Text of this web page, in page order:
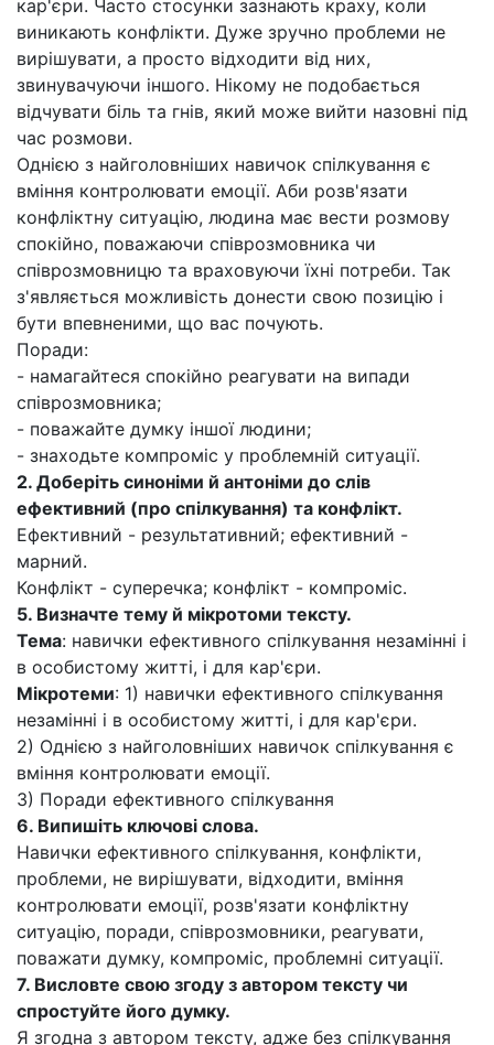
кар'єри. Часто стосунки зазнають краху, коли
виникають конфлікти. Дуже зручно проблеми не
вирішувати, а просто відходити від них,
звинувачуючи іншого. Нікому не подобається
відчувати біль та гнів, який може вийти назовні під
час розмови.
Однією з найголовніших навичок спілкування є
вміння контролювати емоції. Аби розв'язати
конфліктну ситуацію, людина має вести розмову
спокійно, поважаючи співрозмовника чи
співрозмовницю та враховуючи їхні потреби. Так
з'являється можливість донести свою позицію і
бути впевненими, що вас почують.
Поради:
- намагайтеся спокійно реагувати на випади
співрозмовника;
- поважайте думку іншої людини;
- знаходьте компроміс у проблемній ситуації.
2. Доберіть синоніми й антоніми до слів
ефективний (про спілкування) та конфлікт.
Ефективний - результативний; ефективний -
марний.
Конфлікт - суперечка; конфлікт - компроміс.
5. Визначте тему й мікротоми тексту.
Тема: навички ефективного спілкування незамінні і
в особистому житті, і для кар'єри.
Мікротеми: 1) навички ефективного спілкування
незамінні і в особистому житті, і для кар'єри.
2) Однією з найголовніших навичок спілкування є
вміння контролювати емоції.
3) Поради ефективного спілкування
6. Випишіть ключові слова.
Навички ефективного спілкування, конфлікти,
проблеми, не вирішувати, відходити, вміння
контролювати емоції, розв'язати конфліктну
ситуацію, поради, співрозмовники, реагувати,
поважати думку, компроміс, проблемні ситуації.
7. Висловте свою згоду з автором тексту чи
спростуйте його думку.
Я згодна з автором тексту, адже без спілкування